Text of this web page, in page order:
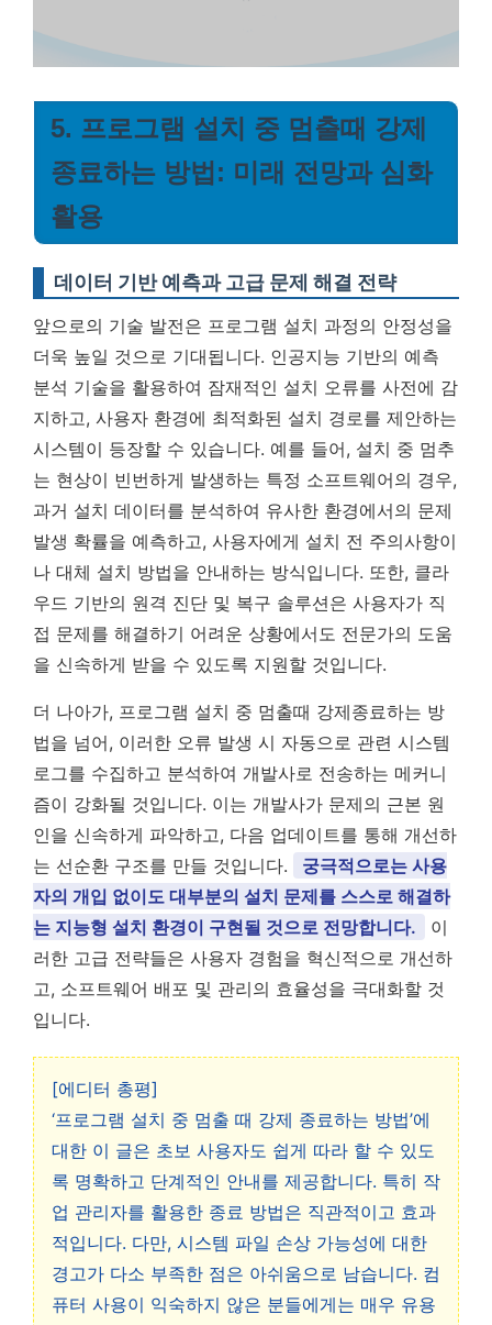
5. 프로그램 설치 중 멈출때 강제
종료하는 방법: 미래 전망과 심화
활용
데이터 기반 예측과 고급 문제 해결 전략
앞으로의 기술 발전은 프로그램 설치 과정의 안정성을
더욱 높일 것으로 기대됩니다. 인공지능 기반의 예측
분석 기술을 활용하여 잠재적인 설치 오류를 사전에 감
지하고, 사용자 환경에 최적화된 설치 경로를 제안하는
시스템이 등장할 수 있습니다. 예를 들어, 설치 중 멈추
는 현상이 빈번하게 발생하는 특정 소프트웨어의 경우,
과거 설치 데이터를 분석하여 유사한 환경에서의 문제
발생 확률을 예측하고, 사용자에게 설치 전 주의사항이
나 대체 설치 방법을 안내하는 방식입니다. 또한, 클라
우드 기반의 원격 진단 및 복구 솔루션은 사용자가 직
접 문제를 해결하기 어려운 상황에서도 전문가의 도움
을 신속하게 받을 수 있도록 지원할 것입니다.
더 나아가, 프로그램 설치 중 멈출때 강제종료하는 방
법을 넘어, 이러한 오류 발생 시 자동으로 관련 시스템
로그를 수집하고 분석하여 개발사로 전송하는 메커니
즘이 강화될 것입니다. 이는 개발사가 문제의 근본 원
인을 신속하게 파악하고, 다음 업데이트를 통해 개선하
는 선순환 구조를 만들 것입니다.
궁극적으로는 사용
자의 개입 없이도 대부분의 설치 문제를 스스로 해결하
는 지능형 설치 환경이 구현될 것으로 전망합니다.
이
러한 고급 전략들은 사용자 경험을 혁신적으로 개선하
고, 소프트웨어 배포 및 관리의 효율성을 극대화할 것
입니다.
[에디터 총평]
‘프로그램 설치 중 멈출 때 강제 종료하는 방법’에
대한 이 글은 초보 사용자도 쉽게 따라 할 수 있도
록 명확하고 단계적인 안내를 제공합니다. 특히 작
업 관리자를 활용한 종료 방법은 직관적이고 효과
적입니다. 다만, 시스템 파일 손상 가능성에 대한
경고가 다소 부족한 점은 아쉬움으로 남습니다. 컴
퓨터 사용이 익숙하지 않은 분들에게는 매우 유용